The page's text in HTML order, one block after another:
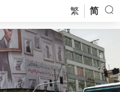
繁 简